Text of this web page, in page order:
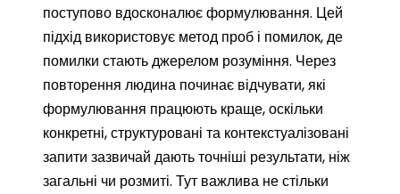
поступово вдосконалює формулювання. Цей
підхід використовує метод проб і помилок, де
помилки стають джерелом розуміння. Через
повторення людина починає відчувати, які
формулювання працюють краще, оскільки
конкретні, структуровані та контекстуалізовані
запити зазвичай дають точніші результати, ніж
загальні чи розмиті. Тут важлива не стільки